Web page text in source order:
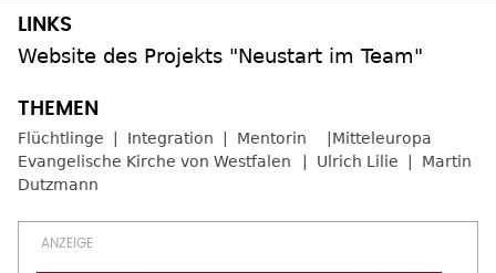
Website des Projekts "Neustart im Team"
Flüchtlinge Integration Mentorin
Mitteleuropa
Evangelische Kirche von Westfalen
Ulrich Lilie
Martin
Dutzmann